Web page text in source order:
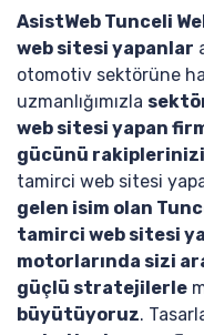
AsistWeb Tunceli
web sitesi yapanlar
otomotiv sektörüne
uzmanlığımızla
web sitesi yapan
gücünü
tamirci web sitesi
gelen isim olan
tamirci web sitesi
motorlarında sizi
güçlü stratejilerle
büyütüyoruz.